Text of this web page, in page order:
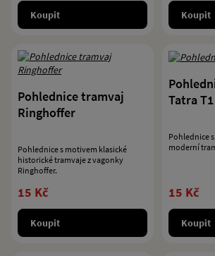
Koupit Koupit
Pohlednice tramvaj
Ringhoffer
Pohlednice s motivem klasické
historické tramvaje z vagonky
Ringhoffer.
15 Kč
Koupit
Tatra T1
Pohlednice
moderní
15 Kč
Koupit